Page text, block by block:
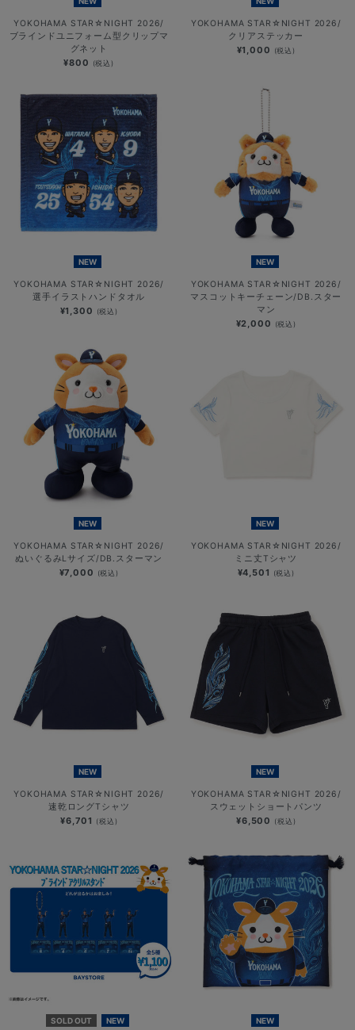
YOKOHAMA STAR☆NIGHT 2026/
ブラインドユニフォーム型クリップマ
グネット
¥800 (税込)
YOKOHAMA STAR☆NIGHT 2026/
クリアステッカー
¥1,000 (税込)
NEW
YOKOHAMA STAR☆NIGHT 2026/
選手イラストハンドタオル
¥1,300 (税込)
NEW
YOKOHAMA STAR☆NIGHT 2026/
マスコットキーチェーン/DB.スター
マン
¥2,000 (税込)
NEW
YOKOHAMA STAR☆NIGHT 2026/
ぬいぐるみLサイズ/DB.スターマン
¥7,000 (税込)
NEW
YOKOHAMA STAR☆NIGHT 2026/
ミニ丈Tシャツ
¥4,501 (税込)
NEW
YOKOHAMA STAR☆NIGHT 2026/
速乾ロングTシャツ
¥6,701 (税込)
NEW
YOKOHAMA STAR☆NIGHT 2026/
スウェットショートパンツ
¥6,500 (税込)
SOLD OUT NEW NEW